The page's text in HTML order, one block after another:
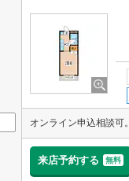
来店予約する 無料